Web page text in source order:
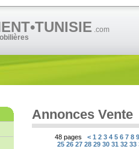
.com
Annonces Vente
48 pages < 1 2 3 4 5 6 7 8
25 26 27 28 29 30 31 32 33